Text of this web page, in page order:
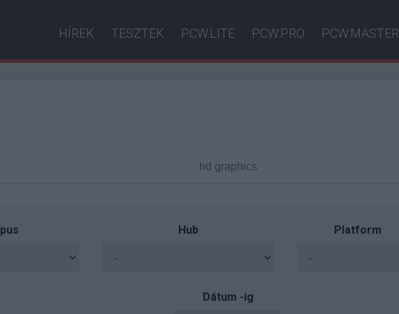
HÍREK TESZTEK PCW.LITE PCW.PRO PCW.MASTER
Hub Platform
Dátum -ig